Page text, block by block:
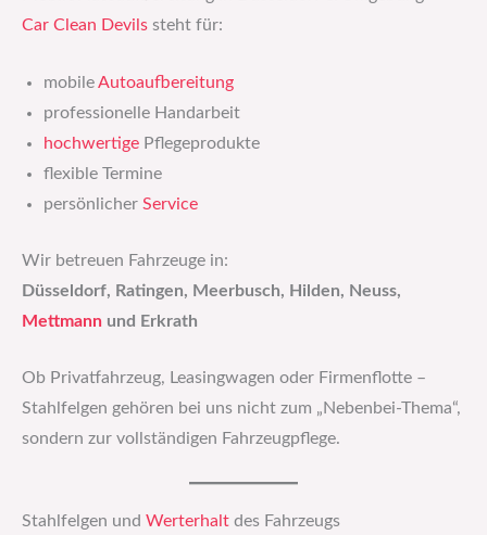
Car Clean Devils steht für:
mobile Autoaufbereitung
professionelle Handarbeit
hochwertige Pflegeprodukte
flexible Termine
persönlicher Service
Wir betreuen Fahrzeuge in:
Düsseldorf, Ratingen, Meerbusch, Hilden, Neuss,
Mettmann und Erkrath
Ob Privatfahrzeug, Leasingwagen oder Firmenflotte –
Stahlfelgen gehören bei uns nicht zum „Nebenbei-Thema“,
sondern zur vollständigen Fahrzeugpflege.
Stahlfelgen und Werterhalt des Fahrzeugs